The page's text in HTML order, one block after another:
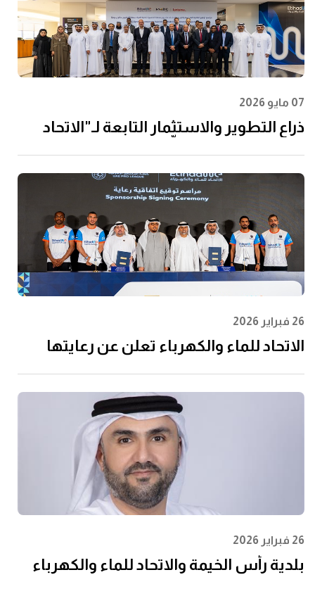
07 مايو 2026
ذراع التطوير والاستثمار التابعة لـ"الاتحاد
الفجيرة للتحلية سعة 60 مليون جالون يوميًا
26 فبراير 2026
الاتحاد للماء والكهرباء تعلن عن رعايتها
26 فبراير 2026
بلدية رأس الخيمة والاتحاد للماء والكهرباء